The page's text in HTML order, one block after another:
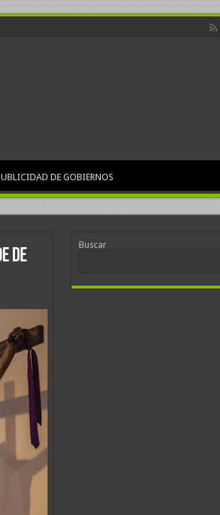
DE GOBIERNOS
de
Buscar